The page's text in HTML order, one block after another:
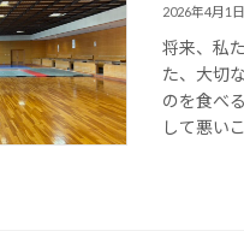
2026年4月1日
将来、私
た、大切
のを食べ
して悪い